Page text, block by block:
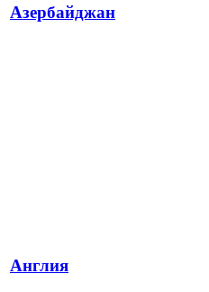
Азербайджан
Англия